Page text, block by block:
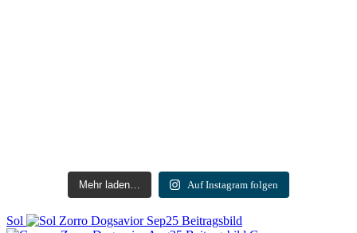
Mehr laden… Auf Instagram folgen
Sol